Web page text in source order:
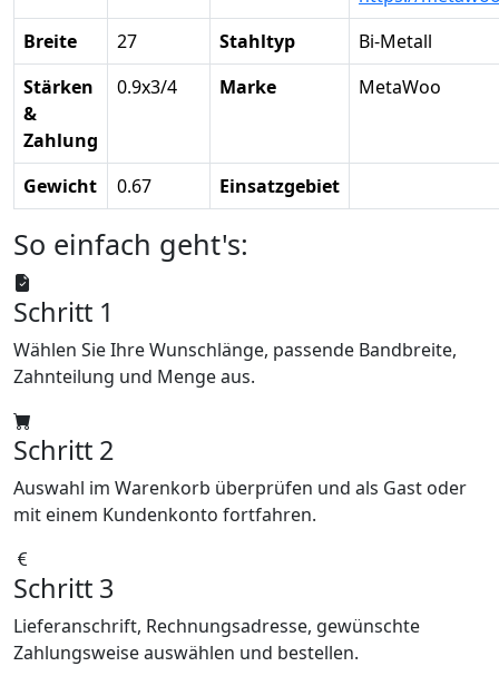
Breite
27 Stahltyp
Bi-Metall
Stärken
&
Zahlung
0.9x3/4 Marke MetaWoo
Gewicht 0.67 Einsatzgebiet
So einfach geht's:
Schritt 1
Wählen Sie Ihre Wunschlänge, passende Bandbreite,
Zahnteilung und Menge aus.
Schritt 2
Auswahl im Warenkorb überprüfen und als Gast oder
mit einem Kundenkonto fortfahren.
Schritt 3
Lieferanschrift, Rechnungsadresse, gewünschte
Zahlungsweise auswählen und bestellen.